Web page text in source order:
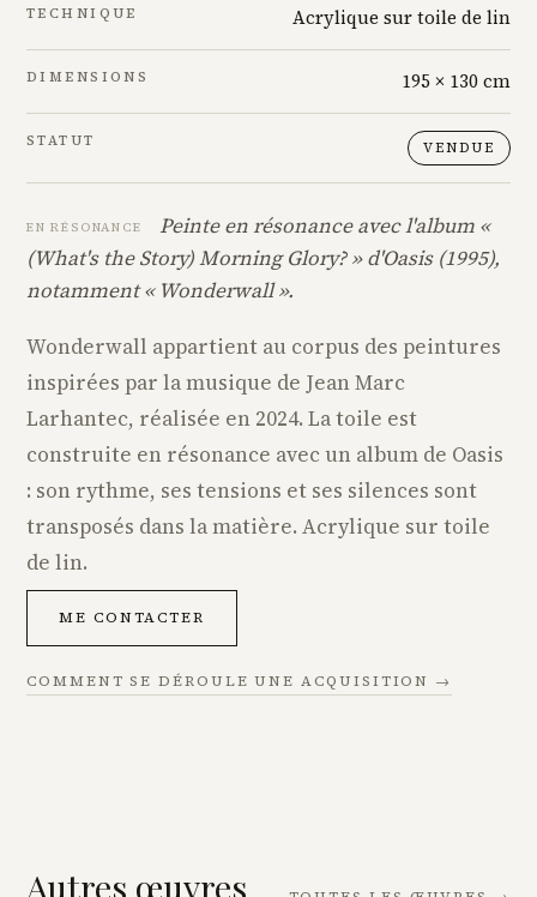
TECHNIQUE Acrylique sur toile de lin
DIMENSIONS 195 × 130 cm
STATUT VENDUE
EN RÉSONANCE
Peinte en résonance avec l'album «
(What's the Story) Morning Glory? » d'Oasis (1995),
notamment « Wonderwall ».
Wonderwall appartient au corpus des peintures
inspirées par la musique de Jean Marc
Larhantec, réalisée en 2024. La toile est
construite en résonance avec un album de Oasis
: son rythme, ses tensions et ses silences sont
transposés dans la matière. Acrylique sur toile
de lin.
ME CONTACTER
COMMENT SE DÉROULE UNE ACQUISITION →
Autres œuvres